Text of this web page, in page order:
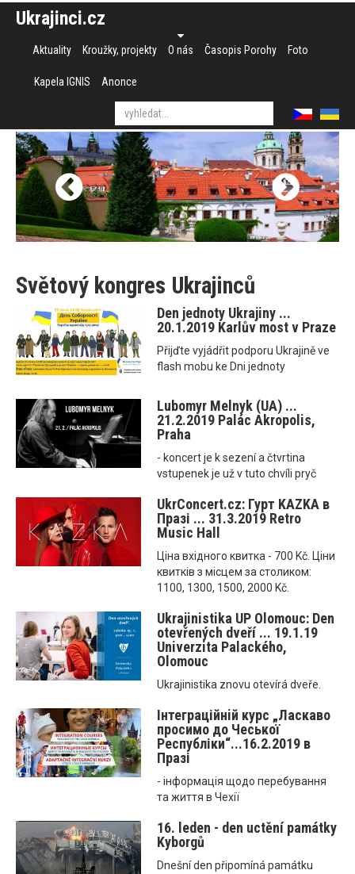
Ukrajinci.cz
Aktuality Kroužky, projekty O nás Časopis Porohy Foto
Kapela IGNIS Anonce
Světový kongres Ukrajinců
Den jednoty Ukrajiny ...
20.1.2019 Karlův most v Praze
Přijďte vyjádřit podporu Ukrajině ve
flash mobu ke Dni jednoty
Lubomyr Melnyk (UA) ...
21.2.2019 Palác Akropolis,
Praha
- koncert je k sezení a čtvrtina
vstupenek je už v tuto chvíli pryč
UkrConcert.cz: Гурт KAZKA в
Празі ... 31.3.2019 Retro
Music Hall
Ціна вхідного квитка - 700 Kč. Ціни
квитків з місцем за столиком:
1100, 1300, 1500, 2000 Kč.
Ukrajinistika UP Olomouc: Den
otevřených dveří ... 19.1.19
Univerzita Palackého,
Olomouc
Ukrajinistika znovu otevírá dveře.
Інтеграційнiй курс „Ласкаво
просимо до Чеської
Республіки“...16.2.2019 в
Празі
- інформація щодо перебування
та життя в Чехії
16. leden - den uctění památky
Kyborgů
Dnešní den připomíná památku